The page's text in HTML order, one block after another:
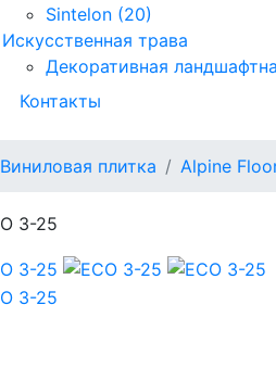
Sintelon (20)
Искусственная трава
Декоративная
Контакты
Виниловая плитка Alpine